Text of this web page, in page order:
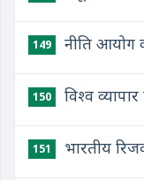
149 नीति आयोग
150 विश्व
151 भारतीय